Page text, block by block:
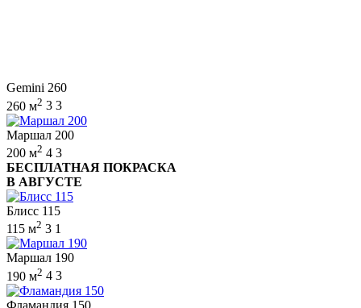
Gemini 260
260 м2 3 3
Маршал 200
200 м2 4 3
БЕСПЛАТНАЯ ПОКРАСКА
В АВГУСТЕ
Блисс 115
115 м2 3 1
Маршал 190
190 м2 4 3
Фламандия 150